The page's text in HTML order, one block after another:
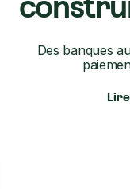
Des banques